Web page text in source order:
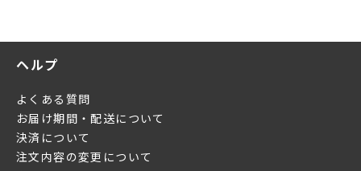
ヘルプ
よくある質問
お届け期間・配送について
決済について
注文内容の変更について